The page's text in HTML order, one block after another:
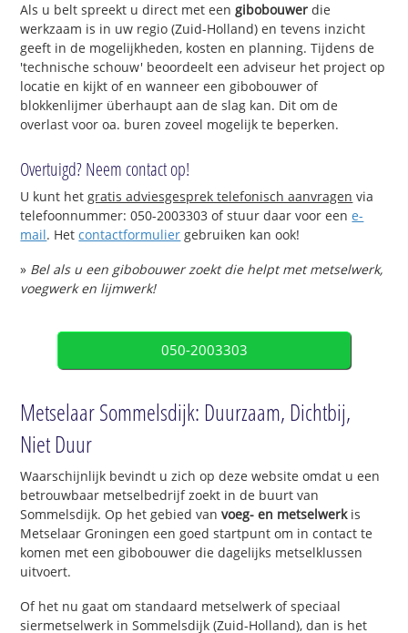
Als u belt spreekt u direct met eengibobouwer die
werkzaam is in uw regio (Zuid-Holland) en tevens inzicht
geeft in de mogelijkheden, kosten en planning. Tijdens de
'technische schouw' beoordeelt een adviseur het project op
locatie en kijkt of en wanneer een gibobouwer of
blokkenlijmer überhaupt aan de slag kan. Dit om de
overlast voor oa. buren zoveel mogelijk te beperken.
Overtuigd? Neem contact op!
U kunt hetgratis adviesgesprek telefonisch aanvragen via
telefoonnummer: 050-2003303 of stuur daar voor eene-
mail. Hetcontactformulier gebruiken kan ook!
» Bel als u een gibobouwer zoekt die helpt met metselwerk,
voegwerk en lijmwerk!
050-2003303
Metselaar Sommelsdijk: Duurzaam, Dichtbij,
Niet Duur
Waarschijnlijk bevindt u zich op deze website omdat u een
betrouwbaar metselbedrijf zoekt in de buurt van
Sommelsdijk. Op het gebied van voeg- en metselwerkis
Metselaar Groningen een goed startpunt om in contact te
komen met een gibobouwer die dagelijks metselklussen
uitvoert.
Of het nu gaat om standaard metselwerk of speciaal
siermetselwerk in Sommelsdijk (Zuid-Holland), dan is het